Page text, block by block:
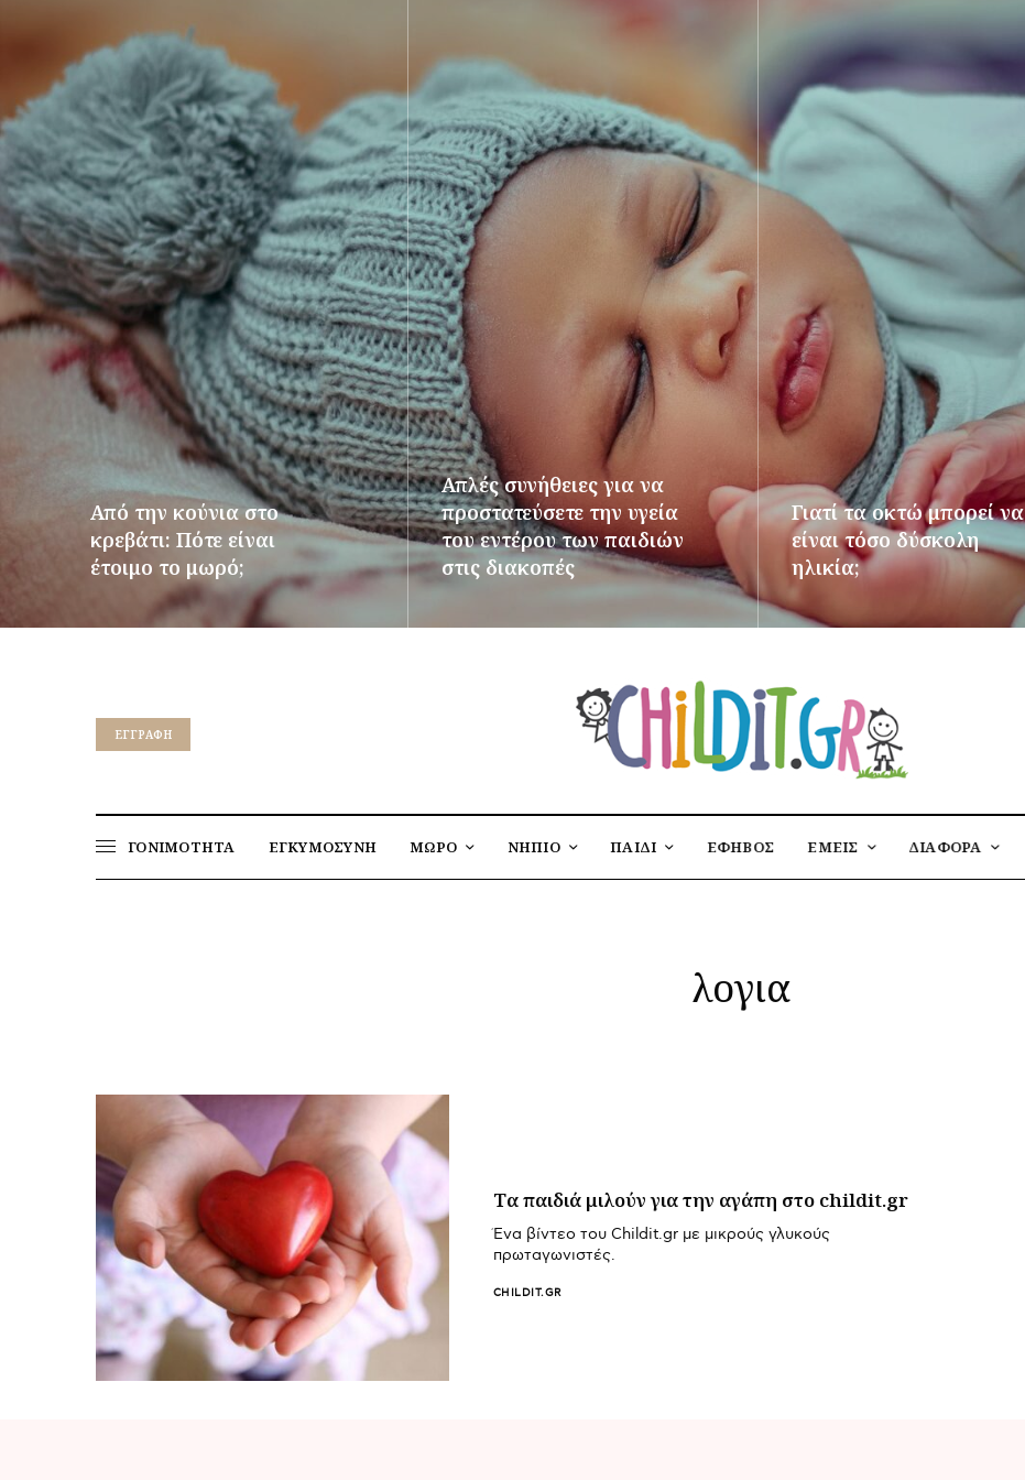
Από την κούνια στο
κρεβάτι: Πότε είναι
έτοιμο το μωρό;
Απλές συνήθειες για να
προστατεύσετε την υγεία
του εντέρου των παιδιών
στις διακοπές
Γιατί τα οκτώ μπορεί να
είναι τόσο δύσκολη
ηλικία;
ΠΕΡΙΣΣΌΤΕΡΑ
EΓΓΡΑΦΉ
ΓΟΝΙΜΟΤΗΤΑ ΕΓΚΥΜΟΣΥΝΗ ΜΩΡΟ ΝΗΠΙΟ ΠΑΙΔΙ ΕΦΗΒΟΣ ΕΜΕΙΣ ΔΙΑΦΟΡΑ
λογια
Tα παιδιά μιλούν για την αγάπη στο childit.gr
Ένα βίντεο του Childit.gr με μικρούς γλυκούς
πρωταγωνιστές.
CHILDIT.GR